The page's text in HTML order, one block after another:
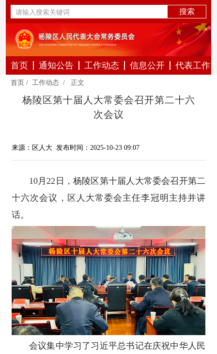
首页 通知公告 工作动态 信息公开 代表工作
首页 / 工作动态 / 正文
杨陵区第十届人大常委会召开第二十六
次会议
来源：区人大 发布时间：2025-10-23 09:07
10月22日，杨陵区第十届人大常委会召开第二
十六次会议，区人大常委会主任李冠明主持并讲
话。
会议集中学习了习近平总书记在庆祝中华人民